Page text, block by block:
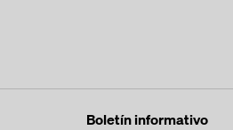
Boletín informativo